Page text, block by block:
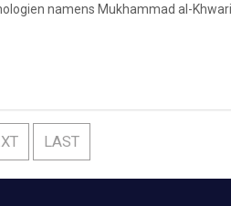
namens Mukhammad al-
LAST